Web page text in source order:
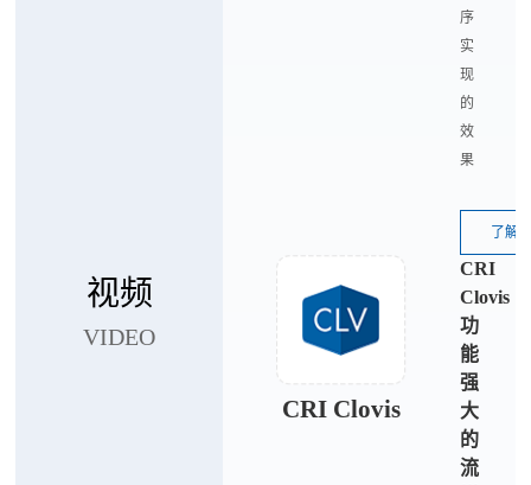
视频
VIDEO
序
实
现
的
效
果
了解
CRI Clovis
CRI
Clovis
功
能
强
大
的
流